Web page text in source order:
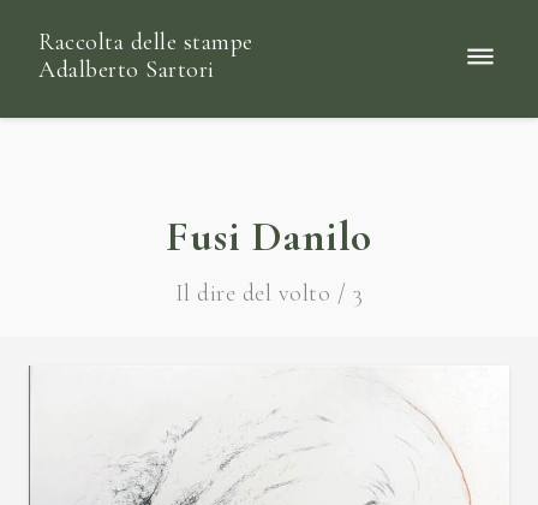
Raccolta delle stampe
Adalberto Sartori
Fusi Danilo
Il dire del volto / 3